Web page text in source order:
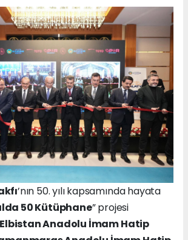
’nın 50. yılı kapsamında hayata
50 Kütüphane” projesi
Elbistan Anadolu İmam Hatip